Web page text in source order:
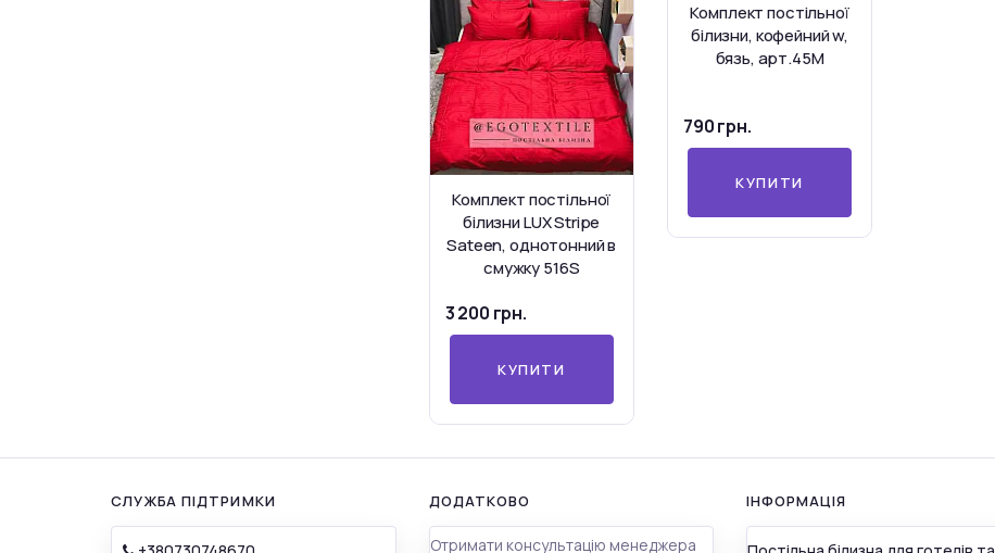
Комплект постільної
білизни LUX Stripe
Sateen, однотонний в
смужку 516S
3 200 грн.
КУПИТИ
Комплект постільної
білизни, кофейний w,
бязь, арт.45M
790 грн.
КУПИТИ
СЛУЖБА ПІДТРИМКИ ДОДАТКОВО
Отримати консультацію менеджера
ІНФОРМАЦІЯ